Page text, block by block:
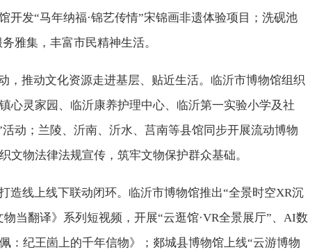
开发“马年纳福·锦艺传情”宋锦画非遗体验项目；洗砚池
雅集，丰富市民精神生活。
，推动文化资源走进基层、贴近生活。临沂市博物馆组织
心灵家园、临沂康养护理中心、临沂第一实验小学及社
动；兰陵、沂南、沂水、莒南等县馆同步开展流动博物
物法律法规宣传，筑牢文物保护群众基础。
造线上线下联动闭环。临沂市博物馆推出“全景时空XR沉
当翻译》系列短视频，开展“云逛馆·VR全景展厅”、AI数
：纪王崮上的千年信物》；郯城县博物馆上线“云游博物